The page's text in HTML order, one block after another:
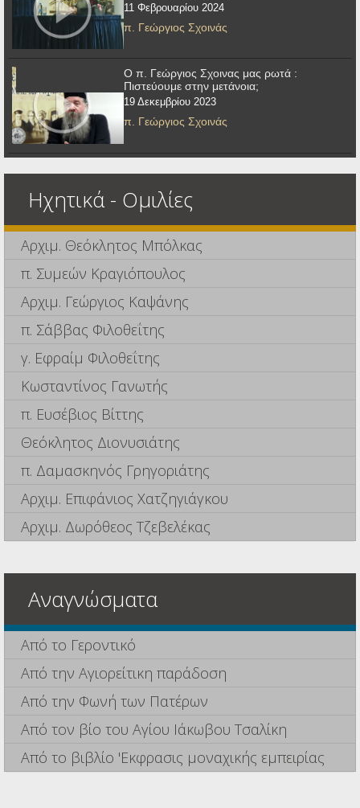
11 Φεβρουαρίου 2024
π. Γεώργιος Σχοινάς
Ο π. Γεώργιος Σχοινας μας ρωτά :
Πιστεύουμε στην μετάνοια;
19 Δεκεμβρίου 2023
π. Γεώργιος Σχοινάς
Ηχητικά - Ομιλίες
Αρχιμ. Θεόκλητος Μπόλκας
π. Συμεών Κραγιόπουλος
Αρχιμ. Γεώργιος Καψάνης
π. Σάββας Φιλοθεΐτης
γ. Εφραίμ Φιλοθεΐτης
Κωσταντίνος Γανωτής
π. Ευσέβιος Βίττης
Θεόκλητος Διονυσιάτης
π. Δαμασκηνός Γρηγοριάτης
Αρχιμ. Επιφάνιος Χατζηγιάγκου
Αρχιμ. Δωρόθεος Τζεβελέκας
Αναγνώσματα
Από το Γεροντικό
Από την Αγιορείτικη παράδοση
Από την Φωνή των Πατέρων
Από τον βίο του Αγίου Ιάκωβου Τσαλίκη
Από το βιβλίο 'Εκφρασις μοναχικής εμπειρίας